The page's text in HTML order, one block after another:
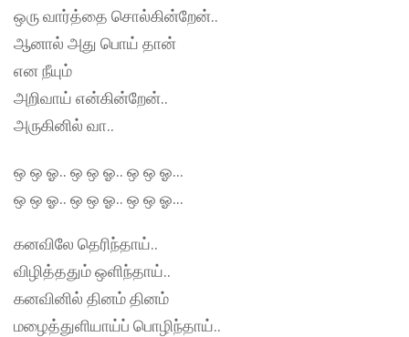
ஒரு வார்த்தை சொல்கின்றேன்..
ஆனால் அது பொய் தான்
என நீயும்
அறிவாய் என்கின்றேன்..
அருகினில் வா..
ஒ ஒ ஓ.. ஒ ஒ ஓ.. ஒ ஒ ஓ…
ஒ ஒ ஓ.. ஒ ஒ ஓ.. ஒ ஒ ஓ…
கனவிலே தெரிந்தாய்..
விழித்ததும் ஒளிந்தாய்..
கனவினில் தினம் தினம்
மழைத்துளியாய்ப் பொழிந்தாய்..